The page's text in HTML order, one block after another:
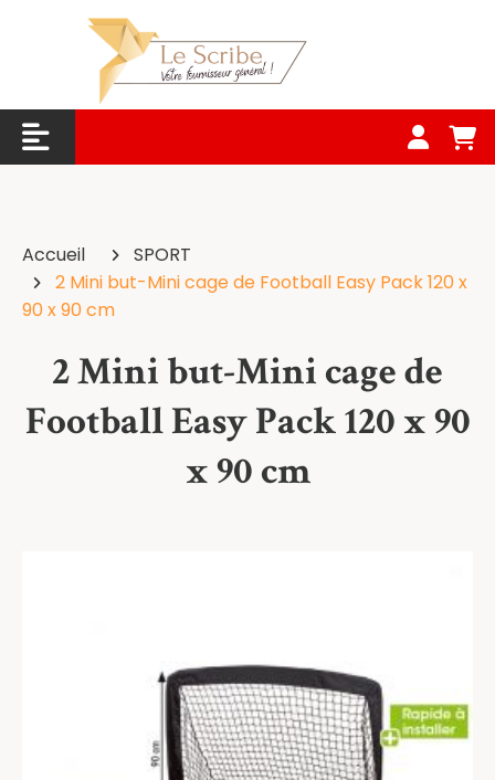
Accueil
SPORT
2 Mini but-Mini cage de Football Easy Pack 120 x
90 x 90 cm
2 Mini but-Mini cage de
Football Easy Pack 120 x 90
x 90 cm